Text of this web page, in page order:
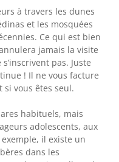
à travers les dunes
et les mosquées
Ce qui est bien
jamais la visite
pas. Juste
! Il ne vous facture
vous êtes seul.
habituels, mais
adolescents, aux
il existe un
dans les